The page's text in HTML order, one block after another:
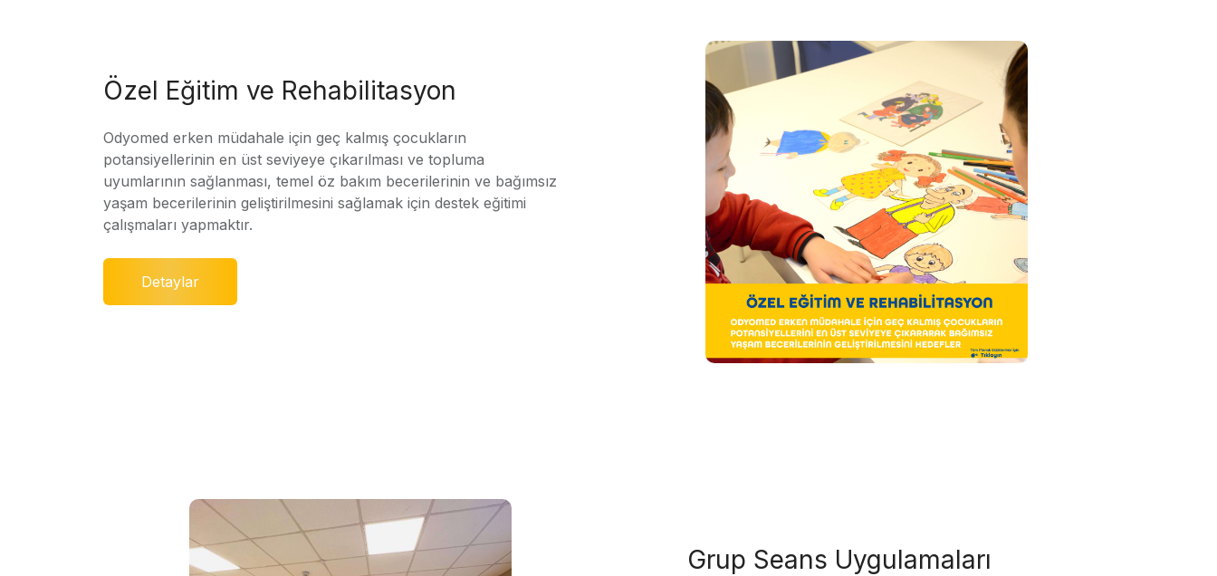
Özel Eğitim ve Rehabilitasyon
Odyomed erken müdahale için geç kalmış çocukların
potansiyellerinin en üst seviyeye çıkarılması ve topluma
uyumlarının sağlanması, temel öz bakım becerilerinin ve bağımsız
yaşam becerilerinin geliştirilmesini sağlamak için destek eğitimi
çalışmaları yapmaktır.
Detaylar
Grup Seans Uygulamaları